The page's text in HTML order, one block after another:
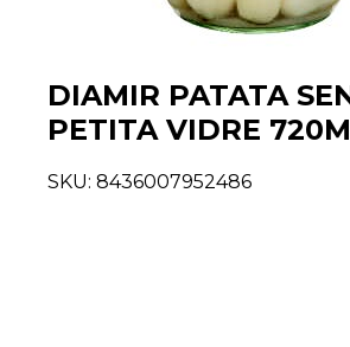
DIAMIR PATATA
PETITA VIDRE
SKU: 8436007952486